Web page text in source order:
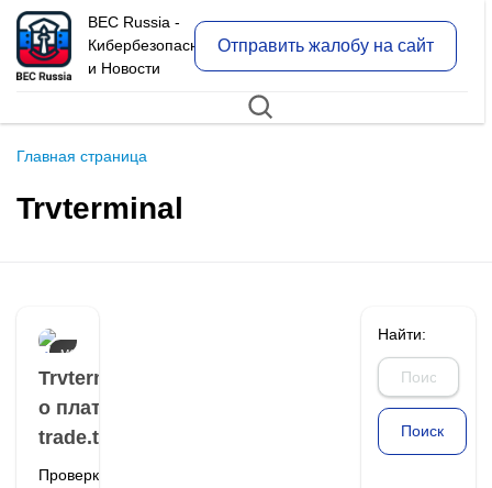
BEC Russia -
Кибербезопасность
и Новости
Отправить жалобу на сайт
Главная страница
Trvterminal
МОШЕННИКИ
И ОТЗЫВЫ О
НИХ
Trvterminal: отзывы
о платформе
trade.trvterminal.com
Проверка реквизитов и
Найти: